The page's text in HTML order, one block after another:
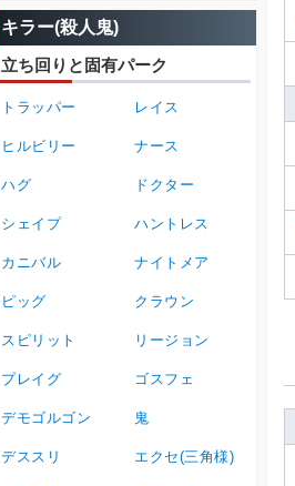
キラー(殺人鬼)
立ち回りと固有パーク
トラッパー レイス
ヒルビリー ナース
ハグ ドクター
シェイプ ハントレス
カニバル ナイトメア
ピッグ クラウン
スピリット リージョン
プレイグ ゴスフェ
デモゴルゴン 鬼
デススリ エクセ(三角様)